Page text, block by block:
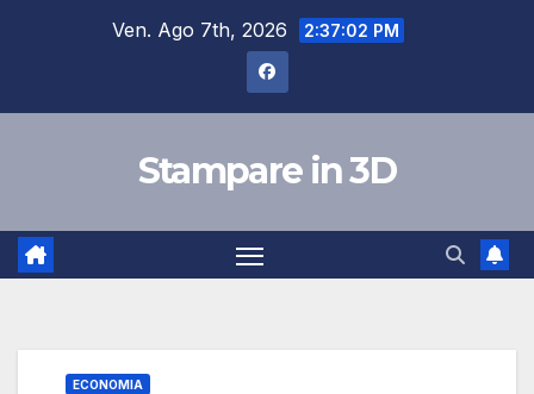
Ven. Ago 7th, 2026 2:37:02 PM
Stampare in 3D
ECONOMIA